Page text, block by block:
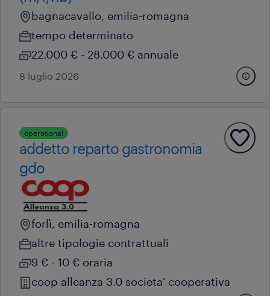
bagnacavallo, emilia-romagna
tempo determinato
22.000 € - 28.000 € annuale
8 luglio 2026
operational
addetto reparto gastronomia
gdo
forlì, emilia-romagna
altre tipologie contrattuali
9 € - 10 € oraria
coop alleanza 3.0 societa' cooperativa